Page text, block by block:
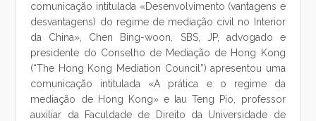
comunicação intitulada «Desenvolvimento (vantagens e
desvantagens) do regime de mediação civil no Interior
da China», Chen Bing-woon, SBS, JP, advogado e
presidente do Conselho de Mediação de Hong Kong
(“The Hong Kong Mediation Council”) apresentou uma
comunicação intitulada «A prática e o regime da
mediação de Hong Kong» e Iau Teng Pio, professor
auxiliar da Faculdade de Direito da Universidade de